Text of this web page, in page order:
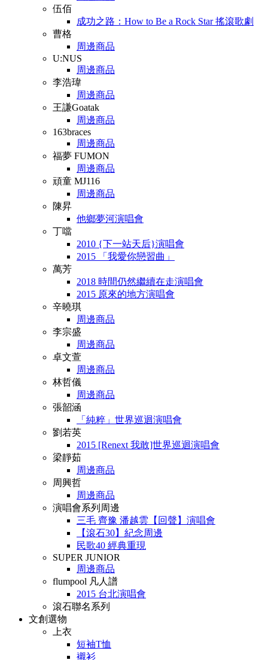
伍佰
成功之路：How to Be a Rock Star 搖滾歌劇
曹格
周邊商品
U:NUS
周邊商品
李浩瑋
周邊商品
王謙Goatak
周邊商品
163braces
周邊商品
福夢 FUMON
周邊商品
頑童 MJ116
周邊商品
陳昇
他鄉夢河演唱會
丁噹
2010 {下一站天后}演唱會
2015 「我愛你戀習曲」
萬芳
2018 時間仍然繼續在走演唱會
2015 原來的地方演唱會
辛曉琪
周邊商品
李宗盛
周邊商品
卓文萱
周邊商品
林哲儀
周邊商品
張韶涵
「純粹」世界巡迴演唱會
劉若英
2015 [Renext 我敢]世界巡迴演唱會
梁靜茹
周邊商品
周興哲
周邊商品
演唱會系列周邊
三毛 齊豫 潘越雲【回聲】演唱會
【滾石30】紀念周邊
民歌40 經典重現
SUPER JUNIOR
周邊商品
flumpool 凡人譜
2015 台北演唱會
滾石聯名系列
文創選物
上衣
短袖T恤
襯衫